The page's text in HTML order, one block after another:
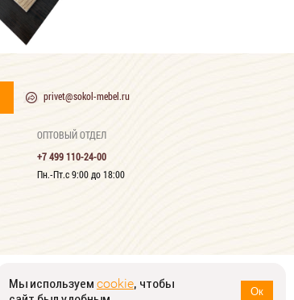
privet@sokol-mebel.ru
ОПТОВЫЙ ОТДЕЛ
+7 499 110-24-00
Пн.-Пт.с 9:00 до 18:00
124482, г. Москва, г. Зеленоград,
Мы используем cookie, чтобы
Ок